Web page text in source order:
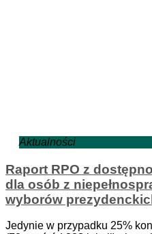
Aktualności
Raport RPO z
dla osób z
wyborów
Jedynie w przypadku 25%